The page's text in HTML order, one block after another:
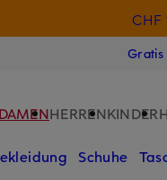
Gratis
DAMENHERRENKINDER
Schuhe